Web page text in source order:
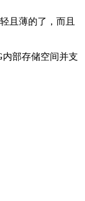
且薄的了，而且
部存储空间并支